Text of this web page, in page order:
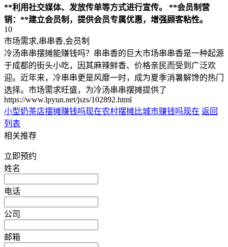
**利用社交媒体、发放传单等方式进行宣传。
**会员制营
销：**建立会员制，提供会员专属优惠，增强顾客粘性。
10
市场需求,串串香,会员制
冷汤串串摆摊能赚钱吗？串串香的巨大市场串串香是一种起源
于成都的街头小吃，因其麻辣鲜香、价格亲民而受到广泛欢
迎。近年来，冷串串更是风靡一时，成为夏季消暑解馋的热门
选择。市场需求旺盛，为冷汤串串摆摊提供了
https://www.lpyun.net/jszs/102892.html
小型奶茶店摆摊赚钱吗现在农村摆摊比城市赚钱吗现在 返回
列表
相关推荐
立即预约
姓名
电话
公司
邮箱